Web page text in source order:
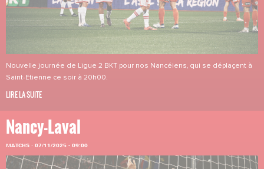
Nouvelle journée de Ligue 2 BKT pour nos Nancéiens, qui se déplaçent à
Saint-Etienne ce soir à 20h00.
LIRE LA SUITE
Nancy-Laval
MATCHS · 07/11/2025 - 09:00